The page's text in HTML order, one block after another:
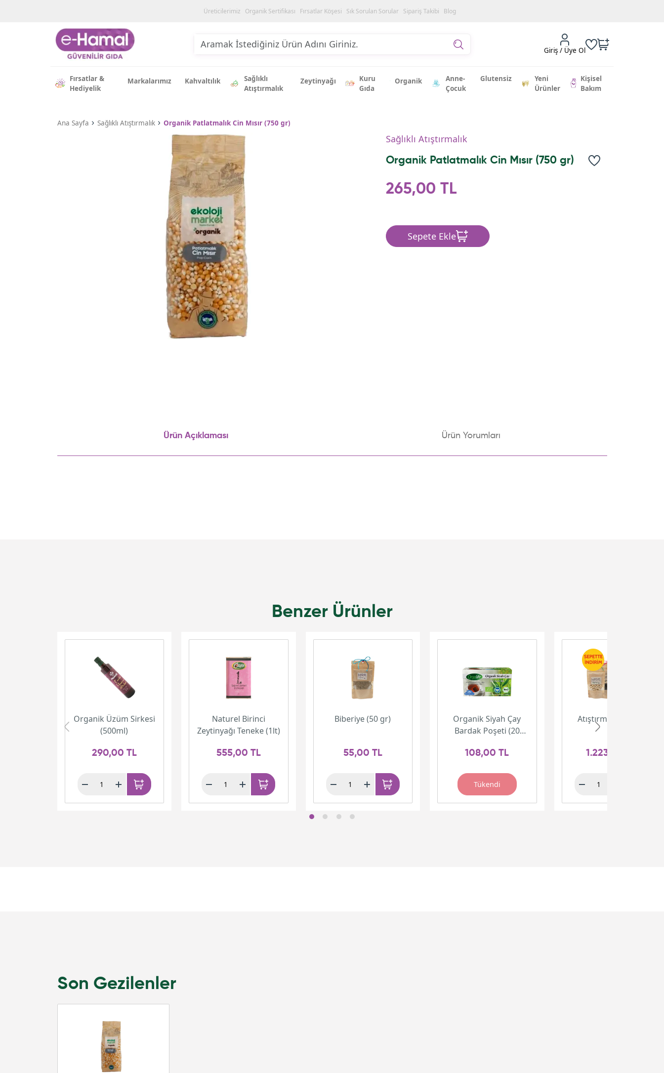
Üreticilerimiz Organik Sertifikası Fırsatlar Köşesi Sık Sorulan Sorular Sipariş Takibi Blog
Giriş / Üye Ol
Fırsatlar &
Hediyelik
Markalarımız Kahvaltılık
Sağlıklı
Atıştırmalık
Zeytinyağı
Kuru
Gıda
Organik
Anne-
Çocuk
Glutensiz
Yeni
Ürünler
Kişisel
Bakım
Ana Sayfa Sağlıklı Atıştırmalık Organik Patlatmalık Cin Mısır (750 gr)
Sağlıklı Atıştırmalık
Organik Patlatmalık Cin Mısır (750 gr)
265,00 TL
Sepete Ekle
Ürün Açıklaması Ürün Yorumları
Benzer Ürünler
Organik Üzüm Sirkesi
(500ml)
290,00 TL
Naturel Birinci
Zeytinyağı Teneke (1lt)
555,00 TL
Biberiye (50 gr)
55,00 TL
Organik Siyah Çay
Bardak Poşeti (20
108,00 TL
Tükendi
Atıştırmalık Paketi
1.223,00 TL
Son Gezilenler